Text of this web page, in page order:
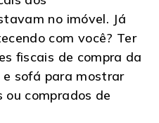
no imóvel. Já
com você? Ter
fiscais de compra da
sofá para mostrar
ou comprados de